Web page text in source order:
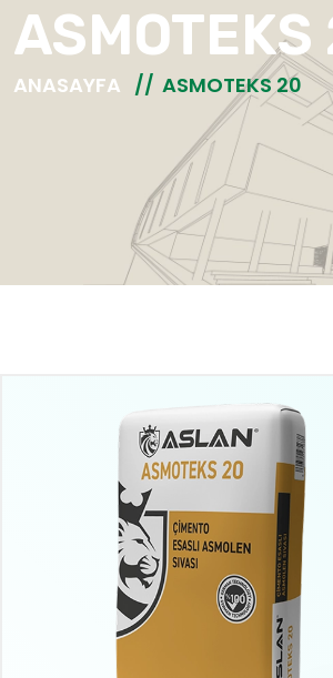
ASMOTEKS
ANASAYFA ASMOTEKS 20